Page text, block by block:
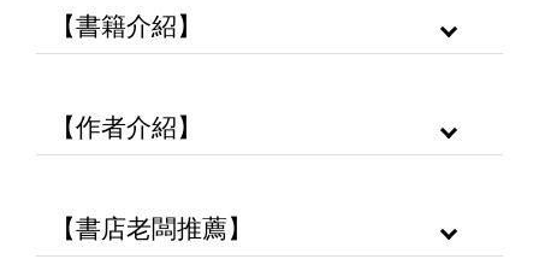
【書籍介紹】
【作者介紹】
【書店老闆推薦】